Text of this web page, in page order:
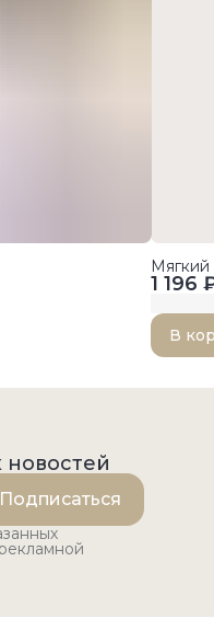
1 196
Мягкий
В
новостей
Подписаться